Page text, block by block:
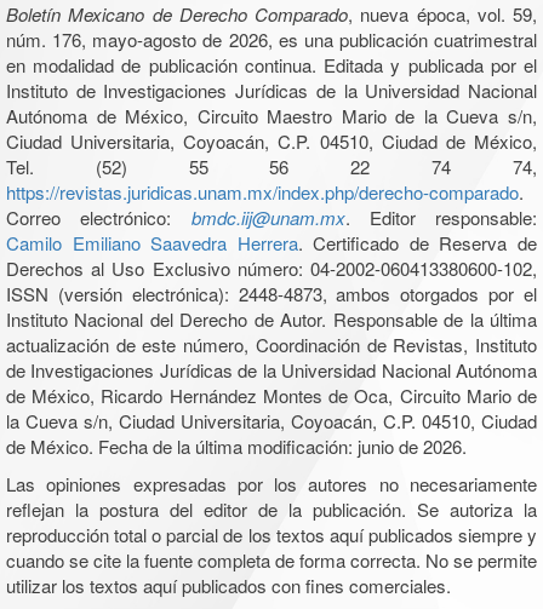
Boletín Mexicano de Derecho Comparado, nueva época, vol. 59,
núm. 176, mayo-agosto de 2026, es una publicación cuatrimestral
en modalidad de publicación continua. Editada y publicada por el
Instituto de Investigaciones Jurídicas de la Universidad Nacional
Autónoma de México, Circuito Maestro Mario de la Cueva s/n,
Ciudad Universitaria, Coyoacán, C.P. 04510, Ciudad de México,
Tel. (52) 55 56 22 74 74,
https://revistas.juridicas.unam.mx/index.php/derecho-comparado.
Correo electrónico: bmdc.iij@unam.mx. Editor responsable:
Camilo Emiliano Saavedra Herrera. Certificado de Reserva de
Derechos al Uso Exclusivo número: 04-2002-060413380600-102,
ISSN (versión electrónica): 2448-4873, ambos otorgados por el
Instituto Nacional del Derecho de Autor. Responsable de la última
actualización de este número, Coordinación de Revistas, Instituto
de Investigaciones Jurídicas de la Universidad Nacional Autónoma
de México, Ricardo Hernández Montes de Oca, Circuito Mario de
la Cueva s/n, Ciudad Universitaria, Coyoacán, C.P. 04510, Ciudad
de México. Fecha de la última modificación: junio de 2026.
Las opiniones expresadas por los autores no necesariamente
reflejan la postura del editor de la publicación. Se autoriza la
reproducción total o parcial de los textos aquí publicados siempre y
cuando se cite la fuente completa de forma correcta. No se permite
utilizar los textos aquí publicados con fines comerciales.